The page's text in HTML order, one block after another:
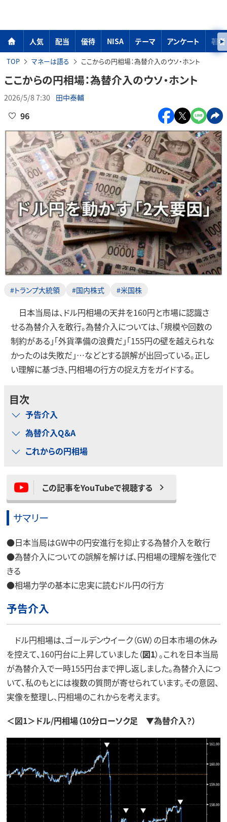
人気 配当 優待 NISA テーマ アンケート 著者
TOP マネーは語る ここからの円相場：為替介入のウソ・ホント
ここからの円相場：為替介入のウソ・ホント
2026/5/8 7:30 田中泰輔
96
#トランプ大統領 #国内株式 #米国株
日本当局は、ドル円相場の天井を160円と市場に認識さ
せる為替介入を敢行。為替介入については、「規模や回数の
制約がある」「外貨準備の浪費だ」「155円の壁を越えられな
かったのは失敗だ」…などとする誤解が出回っている。正し
い理解に基づき、円相場の行方の捉え方をガイドする。
目次
予告介入
為替介入Q＆A
これからの円相場
この記事をYouTubeで視聴する
サマリー
●日本当局はGW中の円安進行を抑止する為替介入を敢行
●為替介入についての誤解を解けば、円相場の理解を強化で
きる
●相場力学の基本に忠実に読むドル円の行方
予告介入
ドル円相場は、ゴールデンウイーク（GW）の日本市場の休み
を控えて、160円台に上昇していました（図1）。これを日本当局
が為替介入で一時155円台まで押し返しました。為替介入につ
いて、私のもとには複数の質問が寄せられています。その意図、
実像を整理し、円相場のこれからを考えます。
＜図1＞ドル/円相場（10分ローソク足 ▼為替介入？）